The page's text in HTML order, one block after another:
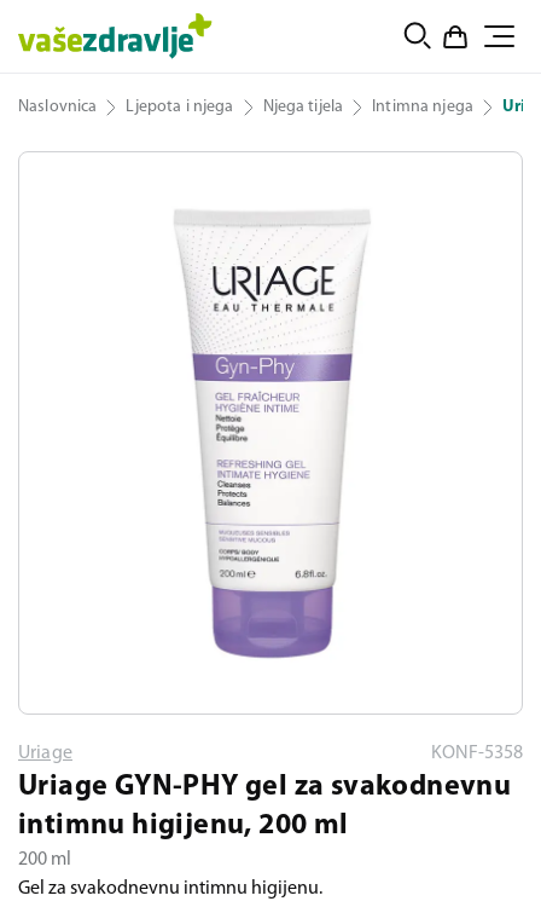
Naslovnica Ljepota i njega Njega tijela Intimna njega
Uriage KONF-5358
Uriage GYN-PHY gel za svakodnevnu
intimnu higijenu, 200 ml
200 ml
Gel za svakodnevnu intimnu higijenu.